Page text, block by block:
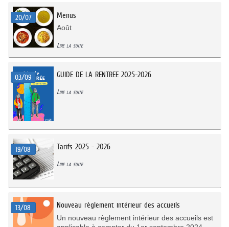
20/07 Menus
Août
Lire la suite
03/09 GUIDE DE LA RENTREE 2025-2026
Lire la suite
19/08 Tarifs 2025 - 2026
Lire la suite
13/08 Nouveau règlement intérieur des accueils
Un nouveau règlement intérieur des accueils est